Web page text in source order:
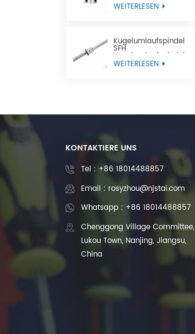
WEITERLESEN
Kugelumlaufspindel
SFH
Kugelumlaufspindel
mit Linksgewinde für
CNC-
WEITERLESEN
KONTAKTIERE UNS
Tel : +86 18014488857
Email : rosyzhou@njstai.com
Whatsapp : +86 18014488857
Chenggong Village Committee,
Lukou Town, Nanjing, Jiangsu,
China